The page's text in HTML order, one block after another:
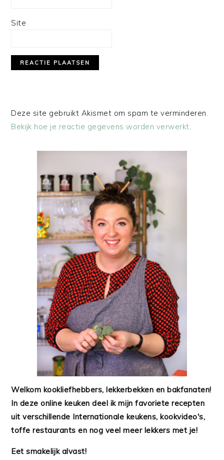
Site
Deze site gebruikt Akismet om spam te verminderen.
Bekijk hoe je reactie gegevens worden verwerkt.
Welkom kookliefhebbers, lekkerbekken en bakfanaten!
In deze online keuken deel ik mijn favoriete recepten
uit verschillende Internationale keukens, kookvideo's,
toffe restaurants en nog veel meer lekkers met je!
Eet smakelijk alvast!